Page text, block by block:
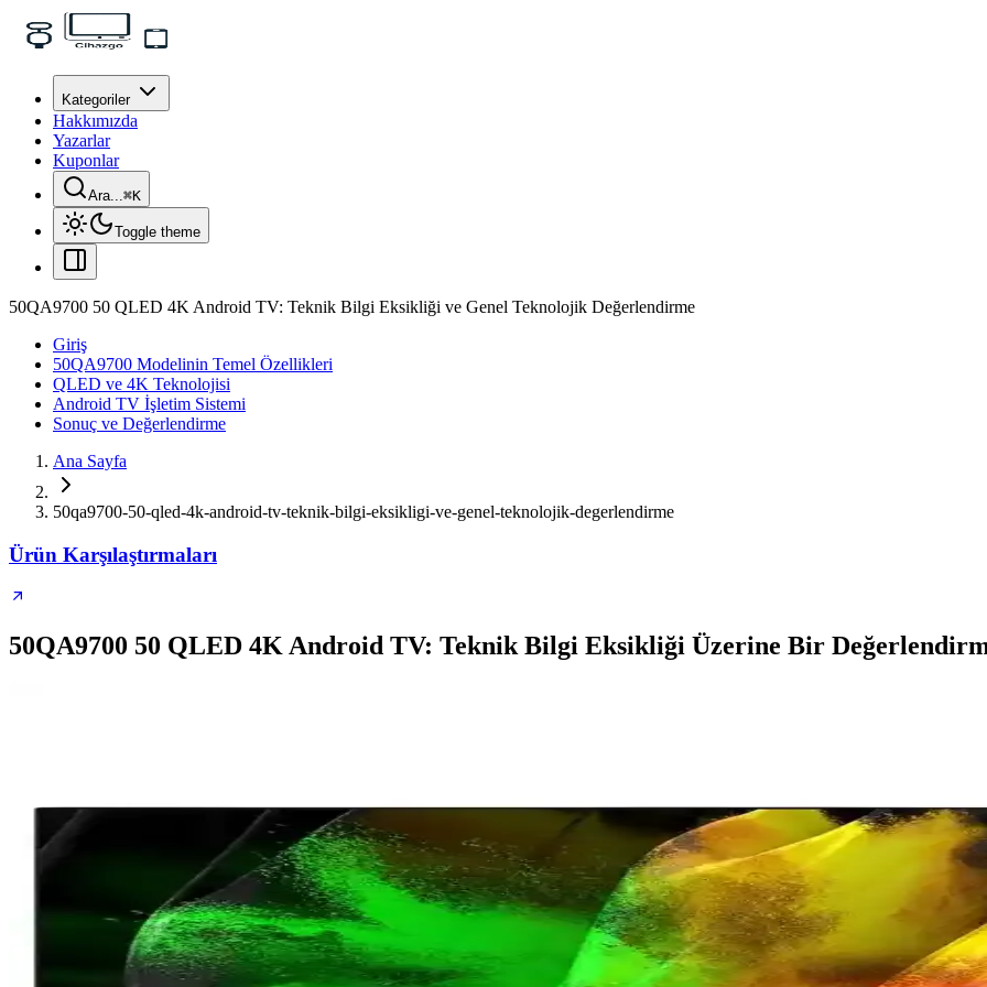
Kategoriler
Hakkımızda
Yazarlar
Kuponlar
Ara...⌘K
Toggle theme
50QA9700 50 QLED 4K Android TV: Teknik Bilgi Eksikliği ve Genel Teknolojik Değerlendirme
Giriş
50QA9700 Modelinin Temel Özellikleri
QLED ve 4K Teknolojisi
Android TV İşletim Sistemi
Sonuç ve Değerlendirme
Ana Sayfa
50qa9700-50-qled-4k-android-tv-teknik-bilgi-eksikligi-ve-genel-teknolojik-degerlendirme
Ürün Karşılaştırmaları
50QA9700 50 QLED 4K Android TV: Teknik Bilgi Eksikliği Üzerine Bir